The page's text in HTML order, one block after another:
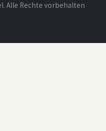
Alle Rechte vorbehalten